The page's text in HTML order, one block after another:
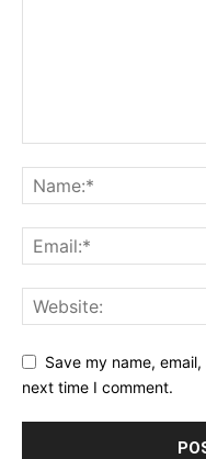
Save my name,
next time I comment.